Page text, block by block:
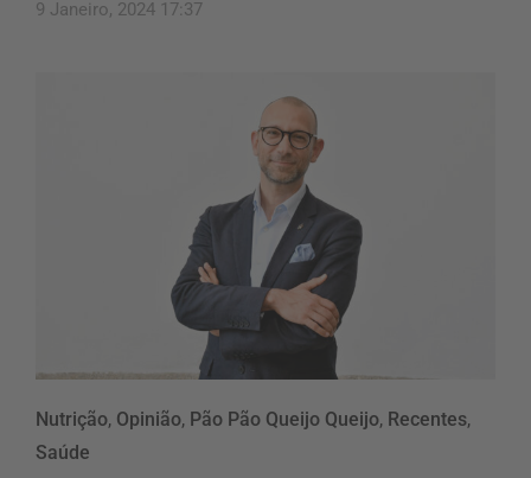
9 Janeiro, 2024 17:37
Nutrição, Opinião, Pão Pão Queijo Queijo, Recentes,
Saúde